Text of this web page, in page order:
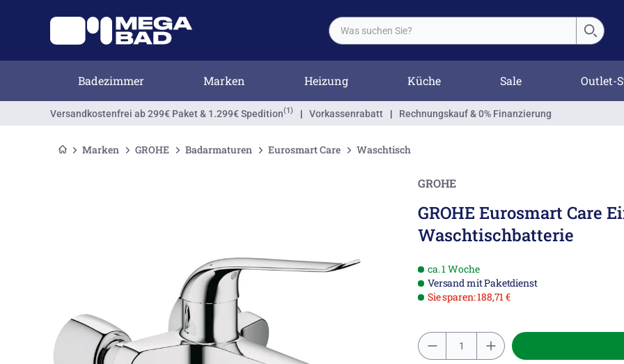
Badezimmer Marken Heizung Küche Sale Outlet-
Versandkostenfrei ab 299€ Paket & 1.299€ Spedition(1) | Vorkassenrabatt | Rechnungskauf & 0% Finanzierung
Marken GROHE Badarmaturen Eurosmart Care Waschtisch
GROHE
GROHE Eurosmart Care
Waschtischbatterie
ca. 1 Woche
Versand mit Paketdienst
Sie sparen: 188,71 €